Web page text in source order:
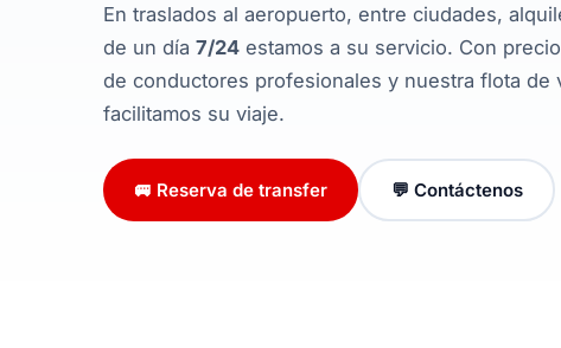
En traslados al aeropuerto, entre ciudades,
de un día 7/24 estamos a su servicio. Con
de conductores profesionales y nuestra flota de
facilitamos su viaje.
🚐 Reserva de transfer 💬 Contáctenos